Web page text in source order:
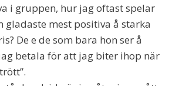
i gruppen, hur jag oftast spelar
gladaste mest positiva å starka
De e de som bara hon ser å
betala för att jag biter ihop när